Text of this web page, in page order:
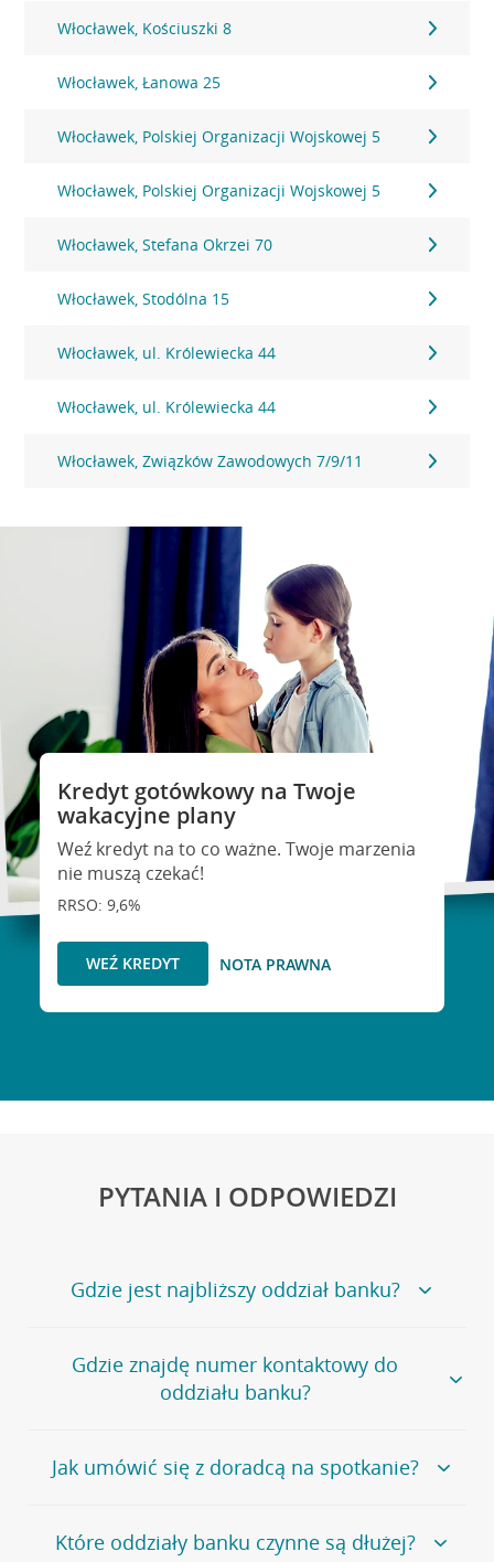
Włocławek, Kościuszki 8
Włocławek, Łanowa 25
Włocławek, Polskiej Organizacji Wojskowej 5
Włocławek, Polskiej Organizacji Wojskowej 5
Włocławek, Stefana Okrzei 70
Włocławek, Stodólna 15
Włocławek, ul. Królewiecka 44
Włocławek, ul. Królewiecka 44
Włocławek, Związków Zawodowych 7/9/11
Kredyt gotówkowy na Twoje
wakacyjne plany
Weź kredyt na to co ważne. Twoje marzenia
nie muszą czekać!
RRSO: 9,6%
WEŹ KREDYT NOTA PRAWNA
PYTANIA I ODPOWIEDZI
Gdzie jest najbliższy oddział banku?
Jeśli szukasz oddziału naszego banku, zapraszamy na
stronęPlacówki i bankomaty, na której znajduje się
wygodna wyszukiwarka.
oddziałów
Gdzie znajdę numer kontaktowy do
oddziału banku?
Bank Credit Agricole nie udostępnia ogólnego numeru
telefonu do placówki bankowej.
umówienia się z doradcą w placówce bankowej .
Jak umówić się z doradcą na spotkanie?
Jeśli jesteś już naszym
klientemmożeszsamodzielnieumówić się na spotkanie z
Które oddziały banku czynne są dłużej?